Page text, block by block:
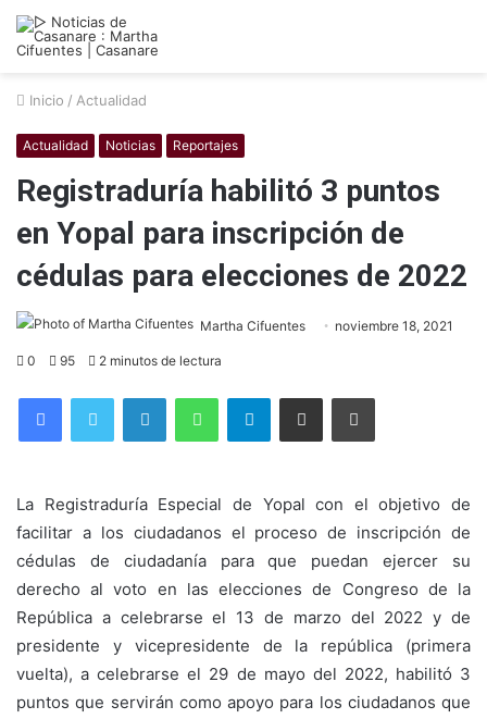
Inicio / Actualidad
Actualidad Noticias Reportajes
Registraduría habilitó 3 puntos
en Yopal para inscripción de
cédulas para elecciones de 2022
Martha Cifuentes noviembre 18, 2021
0 95 2 minutos de lectura
FacebookTwitter LinkedInWhatsAppTelegramCompartir por correo electrónicoImprimir
La Registraduría Especial de Yopal con el objetivo de
facilitar a los ciudadanos el proceso de inscripción de
cédulas de ciudadanía para que puedan ejercer su
derecho al voto en las elecciones de Congreso de la
República a celebrarse el 13 de marzo del 2022 y de
presidente y vicepresidente de la república (primera
vuelta), a celebrarse el 29 de mayo del 2022, habilitó 3
puntos que servirán como apoyo para los ciudadanos que